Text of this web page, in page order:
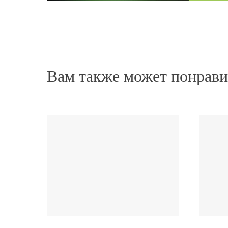
Вам также может